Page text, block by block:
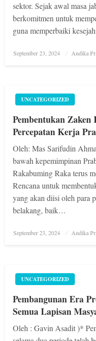
sektor. Sejak awal masa
berkomitmen untuk
guna memperbaiki
Posted
September 23, 2024 Andika
UNCATEGORIZED
Pembentukan
Percepatan Kerja
Oleh: Mas Sarifudin
bawah kepemimpinan
Rakabuming Raka terus
Rencana untuk
yang akan diisi oleh para
belakang, baik…
Posted
September 23, 2024 Andika
UNCATEGORIZED
Pembangunan Era
Semua Lapisan
Oleh : Gavin Asadit )*